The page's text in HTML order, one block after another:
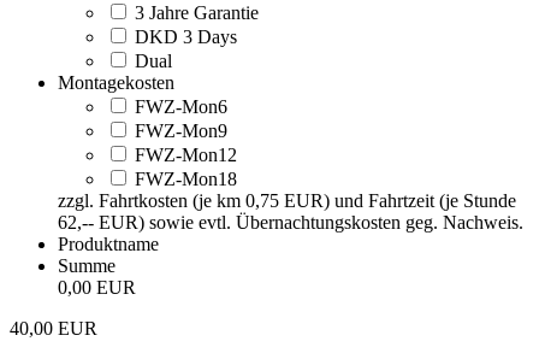
3 Jahre Garantie
DKD 3 Days
Dual
Montagekosten
FWZ-Mon6
FWZ-Mon9
FWZ-Mon12
FWZ-Mon18
zzgl. Fahrtkosten (je km 0,75 EUR) und Fahrtzeit (je Stunde
62,-- EUR) sowie evtl. Übernachtungskosten geg. Nachweis.
Produktname
Summe
0,00 EUR
40,00 EUR